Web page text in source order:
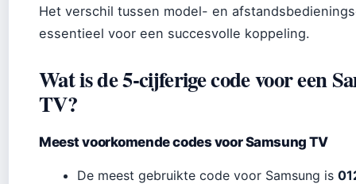
Het verschil tussen model- en
essentieel voor een succesvolle koppeling.
Wat is de 5-cijferige code voor een
TV?
Meest voorkomende codes voor Samsung TV
De meest gebruikte code voor Samsung is